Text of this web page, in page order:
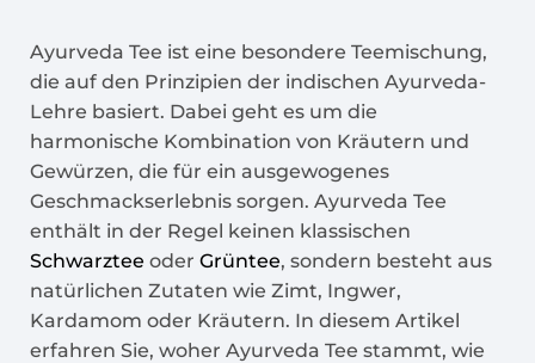
Ayurveda Tee ist eine besondere Teemischung,
die auf den Prinzipien der indischen Ayurveda-
Lehre basiert. Dabei geht es um die
harmonische Kombination von Kräutern und
Gewürzen, die für ein ausgewogenes
Geschmackserlebnis sorgen. Ayurveda Tee
enthält in der Regel keinen klassischen
Schwarztee oder Grüntee, sondern besteht aus
natürlichen Zutaten wie Zimt, Ingwer,
Kardamom oder Kräutern. In diesem Artikel
erfahren Sie, woher Ayurveda Tee stammt, wie